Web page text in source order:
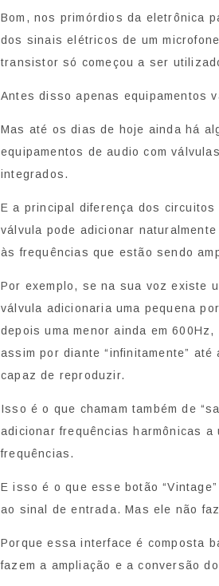
Bom, nos primórdios da eletrônica
dos sinais elétricos de um
transistor só começou a ser
Antes disso apenas equipamentos
Mas até os dias de hoje ainda há
equipamentos de audio com
integrados.
E a principal diferença dos
válvula pode adicionar
às frequências que estão sendo
Por exemplo, se na sua voz existe
válvula adicionaria uma pequena
depois uma menor ainda em
assim por diante “infinitamente”
capaz de reproduzir.
Isso é o que chamam também de
adicionar frequências harmônicas a
frequências.
E isso é o que esse botão
ao sinal de entrada. Mas ele não
Porque essa interface é composta
fazem a ampliação e a conversão